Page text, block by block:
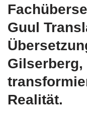
Guul
Gilserberg,
Realität.